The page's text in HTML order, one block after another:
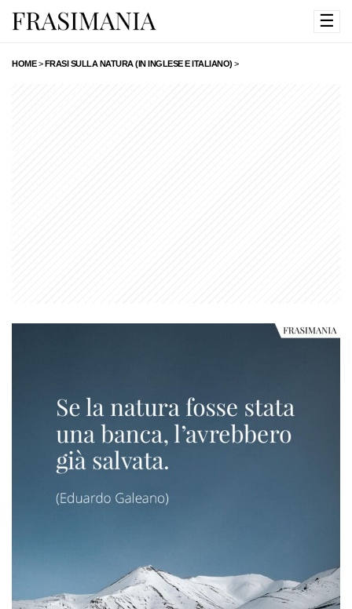
☰
HOME>FRASI SULLA NATURA (IN INGLESE E ITALIANO) >